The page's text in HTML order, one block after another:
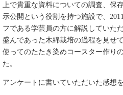
上で貴重な資料についての調査、保
示公開という役割を持つ施設で、
フである学芸員の方に解説していた
盛んであった木綿栽培の過程を見せ
使ってのたたき染めコースター作り
た。
アンケートに書いていただいた感想